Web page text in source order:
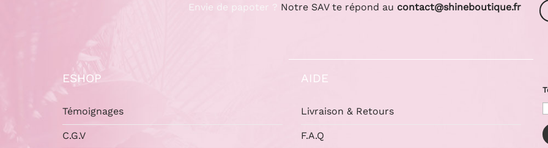
Envie de papoter ? Notre SAV te répond au contact@shineboutique.fr
ESHOP
Témoignages
C.G.V
AIDE
Livraison & Retours
F.A.Q